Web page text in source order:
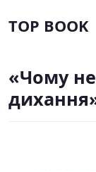
TOP BOOK
«Чому